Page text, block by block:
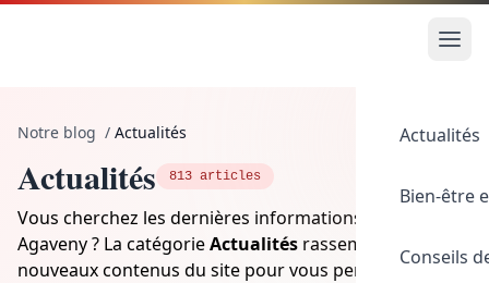
Actualités
Bien-être
Conseils
Notre blog / Actualités
Actualités 813 articles
Vous cherchez les dernières informations publiées sur
Agaveny ? La catégorieActualités rassemble les
nouveaux contenus du site pour vous permettre de